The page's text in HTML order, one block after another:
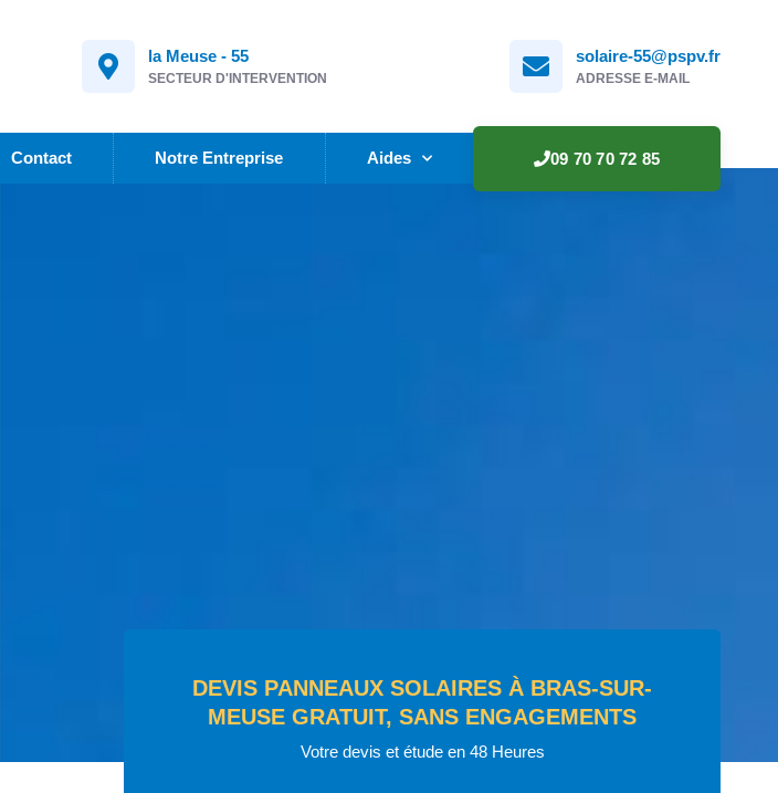
la Meuse - 55
SECTEUR D'INTERVENTION
solaire-55@pspv.fr
ADRESSE E-MAIL
Contact Notre Entreprise Aides 09 70 70 72 85
DEVIS PANNEAUX SOLAIRES À BRAS-SUR-
MEUSE GRATUIT, SANS ENGAGEMENTS
Votre devis et étude en 48 Heures